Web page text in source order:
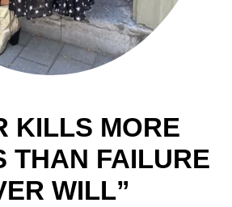
KILLS MORE
THAN FAILURE
WILL”